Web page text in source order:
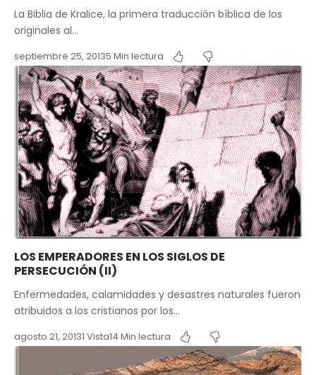
La Biblia de Kralice, la primera traducción bíblica de los
originales al…
septiembre 25, 20135 Min lectura
LOS EMPERADORES EN LOS SIGLOS DE
PERSECUCIÓN (II)
Enfermedades, calamidades y desastres naturales fueron
atribuidos a los cristianos por los…
agosto 21, 20131 Vista14 Min lectura